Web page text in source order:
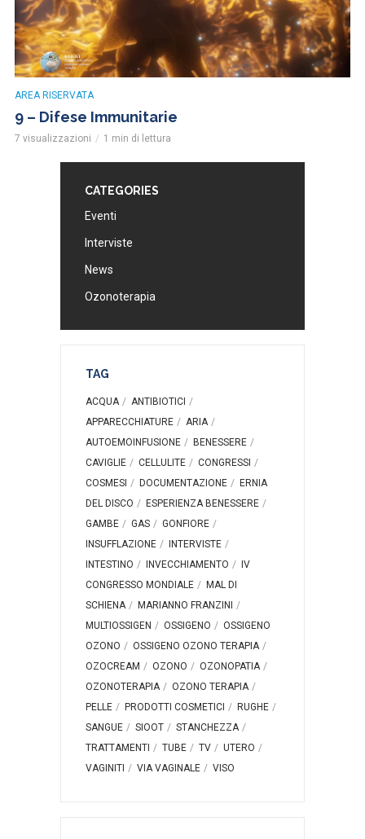
AREA RISERVATA
9 – Difese Immunitarie
7 visualizzazioni 1 min di lettura
CATEGORIES
Eventi
Interviste
News
Ozonoterapia
TAG
ACQUA
ANTIBIOTICI
APPARECCHIATURE
ARIA
AUTOEMOINFUSIONE
BENESSERE
CAVIGLIE
CELLULITE
CONGRESSI
COSMESI
DOCUMENTAZIONE
ERNIA
DEL DISCO
ESPERIENZA BENESSERE
GAMBE
GAS
GONFIORE
INSUFFLAZIONE
INTERVISTE
INTESTINO
INVECCHIAMENTO
IV
CONGRESSO MONDIALE
MAL DI
SCHIENA
MARIANNO FRANZINI
MULTIOSSIGEN
OSSIGENO
OSSIGENO
OZONO
OSSIGENO OZONO TERAPIA
OZOCREAM
OZONO
OZONOPATIA
OZONOTERAPIA
OZONO TERAPIA
PELLE
PRODOTTI COSMETICI
RUGHE
SANGUE
SIOOT
STANCHEZZA
TRATTAMENTI
TUBE TV
UTERO
VAGINITI
VIA VAGINALE VISO